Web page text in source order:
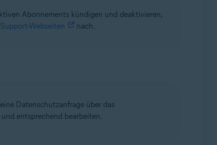
Abonnements kündigen und deaktivieren,
Support-Webseiten
nach.
Datenschutzanfrage über das
entsprechend bearbeiten.